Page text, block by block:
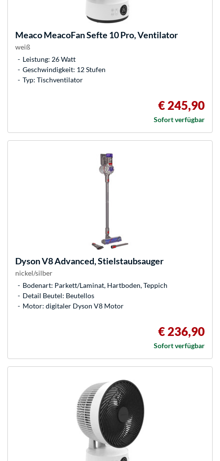
MeacoMeacoFan Sefte 10 Pro, Ventilator
weiß
Leistung: 26 Watt
Geschwindigkeit: 12 Stufen
Typ: Tischventilator
€ 245,90
Sofort verfügbar
DysonV8 Advanced, Stielstaubsauger
nickel/silber
Bodenart: Parkett/Laminat, Hartboden, Teppich
Detail Beutel: Beutellos
Motor: digitaler Dyson V8 Motor
€ 236,90
Sofort verfügbar